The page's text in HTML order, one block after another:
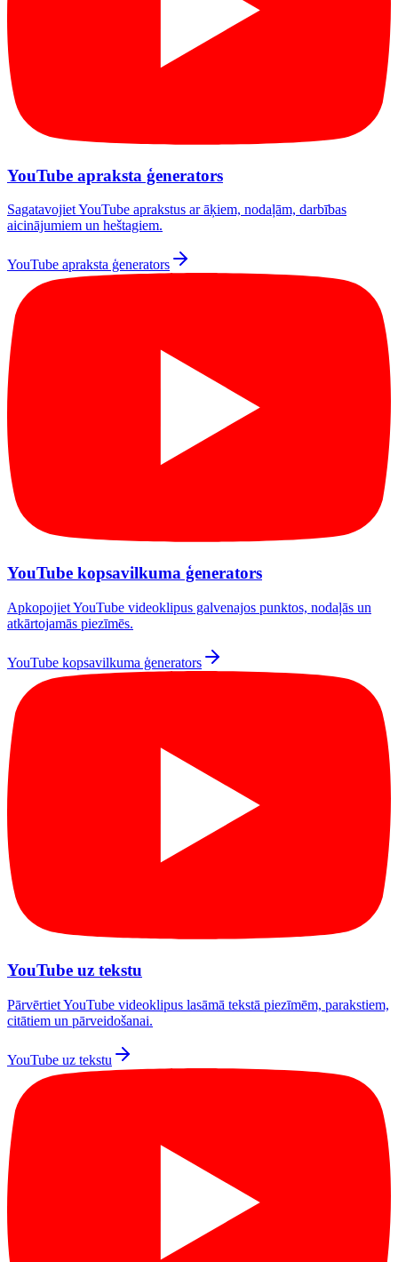
YouTube apraksta ģenerators
Sagatavojiet YouTube aprakstus ar āķiem, nodaļām, darbības
aicinājumiem un heštagiem.
YouTube apraksta ģenerators
YouTube kopsavilkuma ģenerators
Apkopojiet YouTube videoklipus galvenajos punktos, nodaļās un
atkārtojamās piezīmēs.
YouTube kopsavilkuma ģenerators
YouTube uz tekstu
Pārvērtiet YouTube videoklipus lasāmā tekstā piezīmēm, parakstiem,
citātiem un pārveidošanai.
YouTube uz tekstu